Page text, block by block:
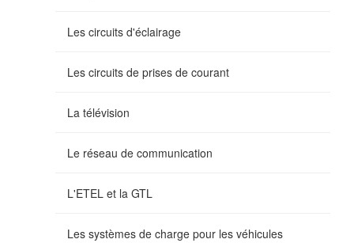
Les circuits d'éclairage
Les circuits de prises de courant
La télévision
Le réseau de communication
L'ETEL et la GTL
Les systèmes de charge pour les véhicules